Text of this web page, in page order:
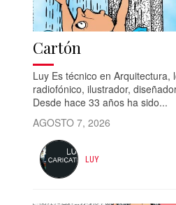
Cartón
Luy Es técnico en Arquitectura,
radiofónico, ilustrador,
Desde hace 33 años ha sido...
AGOSTO 7, 2026
LUY